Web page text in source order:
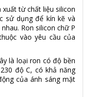
từ chất liệu silicon
sử dụng để kín kẽ và
Ron silicon chữ P
vào yêu cầu của
là loại ron có độ bền
độ C, có khả năng
của ánh sáng mặt